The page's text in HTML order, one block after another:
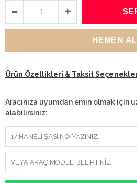
Ürün Özellikleri & Taksit
Aracınıza uyumdan emin olmak için
alabilirsiniz: